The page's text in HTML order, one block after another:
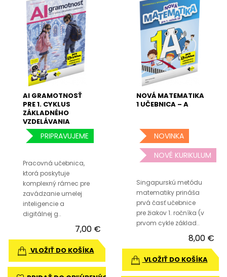
AI GRAMOTNOSŤ
PRE 1. CYKLUS
ZÁKLADNÉHO
VZDELÁVANIA
PRIPRAVUJEME
Pracovná učebnica,
ktorá poskytuje
komplexný rámec pre
zavádzanie umelej
inteligencie a
digitálnej g..
7,00 €
VLOŽIŤ DO KOŠÍKA
NOVÁ MATEMATIKA
1 UČEBNICA – A
NOVINKA
NOVÉ KURIKULUM
Singapurskú metódu
matematiky prináša
prvá časť učebnice
pre žiakov 1. ročníka (v
prvom cykle základ..
8,00 €
VLOŽIŤ DO KOŠÍKA